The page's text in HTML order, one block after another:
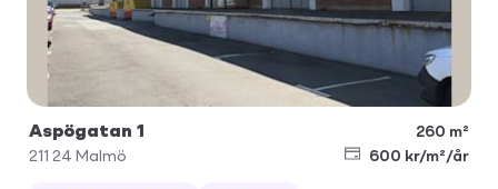
Aspögatan 1
260 m²
211 24 Malmö 600 kr/m²/år